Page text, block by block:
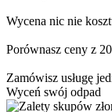
Wycena nic nie
Porównasz ceny z
Zamówisz usługę
Wyceń swój odpad